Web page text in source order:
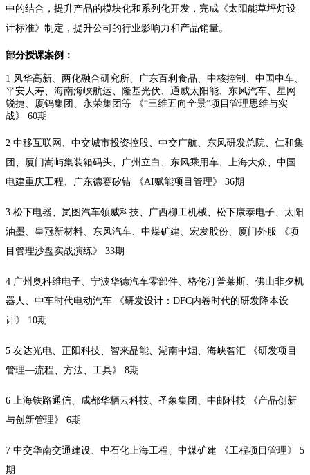
中的结合，提升产品的模块化和系列化开发，完成《太阳能草坪灯设
计标准》制定，提升公司的行业影响力和产品销量。
部分授课案例：
1 风华高新、两化融合研究所、广东百利食品、中核控制、中国中车、
平安人寿、海南海峡航运、隆基光伏、通威太阳能、东风汽车、星网
锐捷、厦钨集团、永荣集团等 《“三维五向全景”项目管理思维与实
战》 60期
2 中移互联网、中交城市投资控股、中交广航、东风研发总院、仁和集
团、厦门嵩屿集装箱码头、广州立白、东风乘用车、上海大众、中国
电建重庆工程、广东德赛矽错 《AI赋能项目管理》 36期
3 松下电器、岚图汽车领威科技、广西柳工机械、松下康泰电子、太阳
油墨、皇冠新材料、东风汽车、中煤矿建、宏发股份、厦门外服 《项
目管理沙盘实战演练》 33期
4 广州奥科维电子、宁波华德汽车零部件、格伦汀普莱斯、佛山非夕机
器人、中车时代电动汽车 《研发设计：DFC内卷时代的研发降本设
计》 10期
5 友达光电、正阳科技、智来品能、湖南中烟、海峡智汇 《研发项目
管理—流程、方法、工具》 8期
6 上海铁路通信、成都华栖云科技、圣象集团、中邮科技 《产品创新
与创新管理》 6期
7 中交华南交通建设、中石化上海工程、中煤矿建 《工程项目管理》 5
期